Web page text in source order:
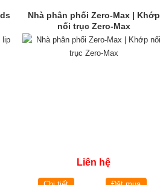
Nhà phân phối Zero-Max | Khớp
nối trục Zero-Max
Liên hệ